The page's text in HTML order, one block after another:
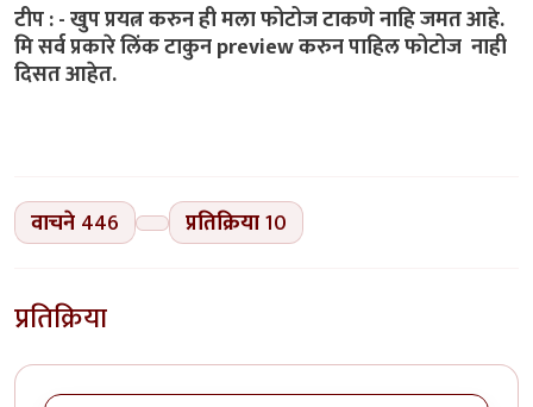
टीप : - खुप प्रयत्न करुन ही मला फोटोज टाकणे नाहि जमत आहे.
मि सर्व प्रकारे लिंक टाकुन preview करुन पाहिल फोटोज नाही
दिसत आहेत.
वाचने 446 प्रतिक्रिया10
प्रतिक्रिया